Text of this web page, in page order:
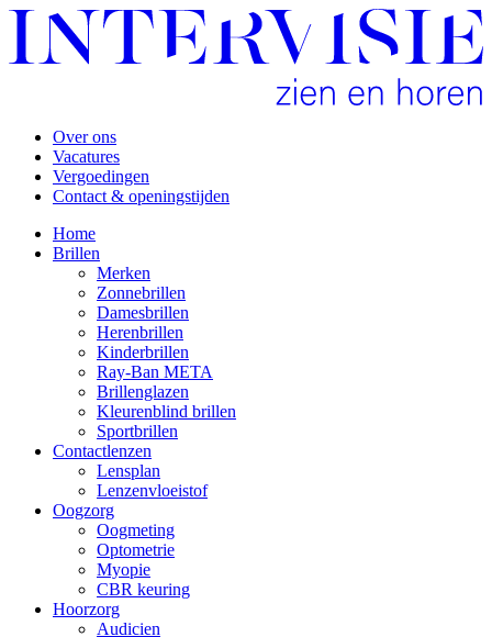
Over ons
Vacatures
Vergoedingen
Contact & openingstijden
Home
Brillen
Merken
Zonnebrillen
Damesbrillen
Herenbrillen
Kinderbrillen
Ray-Ban META
Brillenglazen
Kleurenblind brillen
Sportbrillen
Contactlenzen
Lensplan
Lenzenvloeistof
Oogzorg
Oogmeting
Optometrie
Myopie
CBR keuring
Hoorzorg
Audicien